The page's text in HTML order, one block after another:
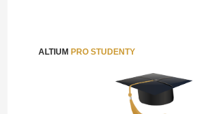
ALTIUM PRO STUDENTY